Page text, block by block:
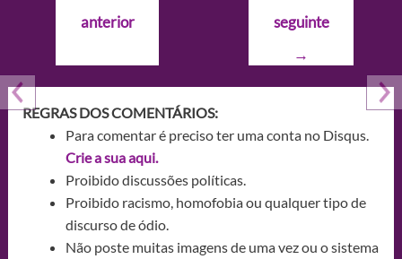
Postanterior
seguinte
→
REGRAS DOS COMENTÁRIOS:
Para comentar é preciso ter uma conta no Disqus.
Crie a sua aqui.
Proibido discussões políticas.
Proibido racismo, homofobia ou qualquer tipo de
discurso de ódio.
Não poste muitas imagens de uma vez ou o sistema